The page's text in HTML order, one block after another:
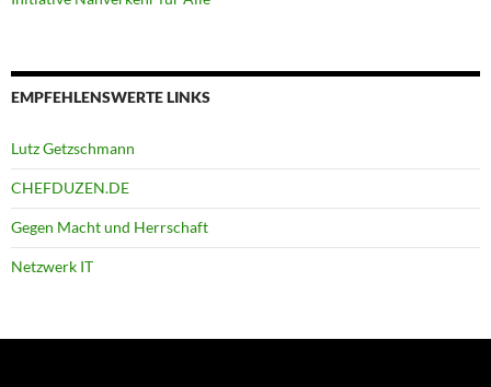
EMPFEHLENSWERTE LINKS
Lutz Getzschmann
CHEFDUZEN.DE
Gegen Macht und Herrschaft
Netzwerk IT